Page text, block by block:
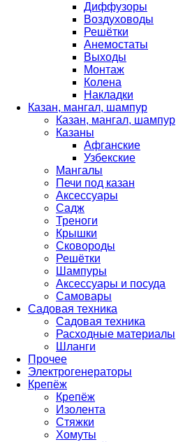
Диффузоры
Воздуховоды
Решётки
Анемостаты
Выходы
Монтаж
Колена
Накладки
Казан, мангал, шампур
Казан, мангал, шампур
Казаны
Афганские
Узбекские
Мангалы
Печи под казан
Аксессуары
Садж
Треноги
Крышки
Сковороды
Решётки
Шампуры
Аксессуары и посуда
Самовары
Садовая техника
Садовая техника
Расходные материалы
Шланги
Прочее
Электрогенераторы
Крепёж
Крепёж
Изолента
Стяжки
Хомуты